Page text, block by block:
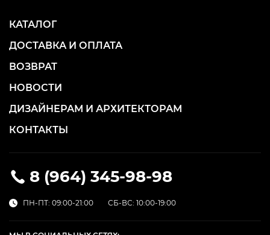
8 (964) 345-98-98
ПН-ПТ: 09:00-21:00 СБ-ВС: 10:00-19:00
КАТАЛОГ
ДОСТАВКА И ОПЛАТА
ВОЗВРАТ
НОВОСТИ
ДИЗАЙНЕРАМ И АРХИТЕКТОРАМ
КОНТАКТЫ